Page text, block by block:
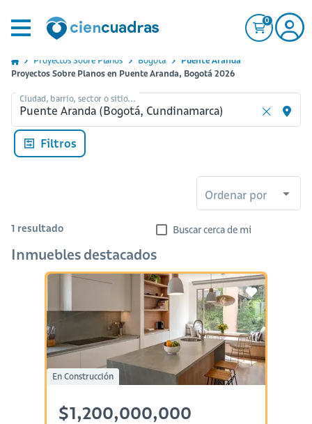
0
Proyectos Sobre Planos Bogota
Puente Aranda
Proyectos Sobre Planos en Puente Aranda, Bogotá 2026
Ciudad, barrio, sector o sitio...
Filtros
Ordenar por
1 resultado Buscar cerca de mi
Inmuebles destacados
En Construcción
$1,200,000,000